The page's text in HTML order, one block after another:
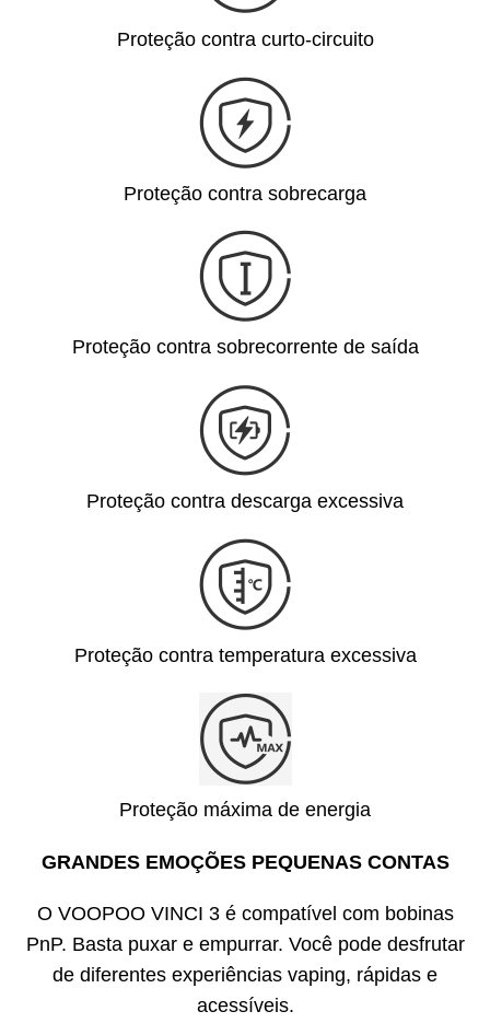
Proteção contra curto-circuito
Proteção contra sobrecarga
Proteção contra sobrecorrente de saída
Proteção contra descarga excessiva
Proteção contra temperatura excessiva
Proteção máxima de energia
GRANDES EMOÇÕES PEQUENAS CONTAS
O VOOPOO VINCI 3 é compatível com bobinas
PnP. Basta puxar e empurrar. Você pode desfrutar
de diferentes experiências vaping, rápidas e
acessíveis.